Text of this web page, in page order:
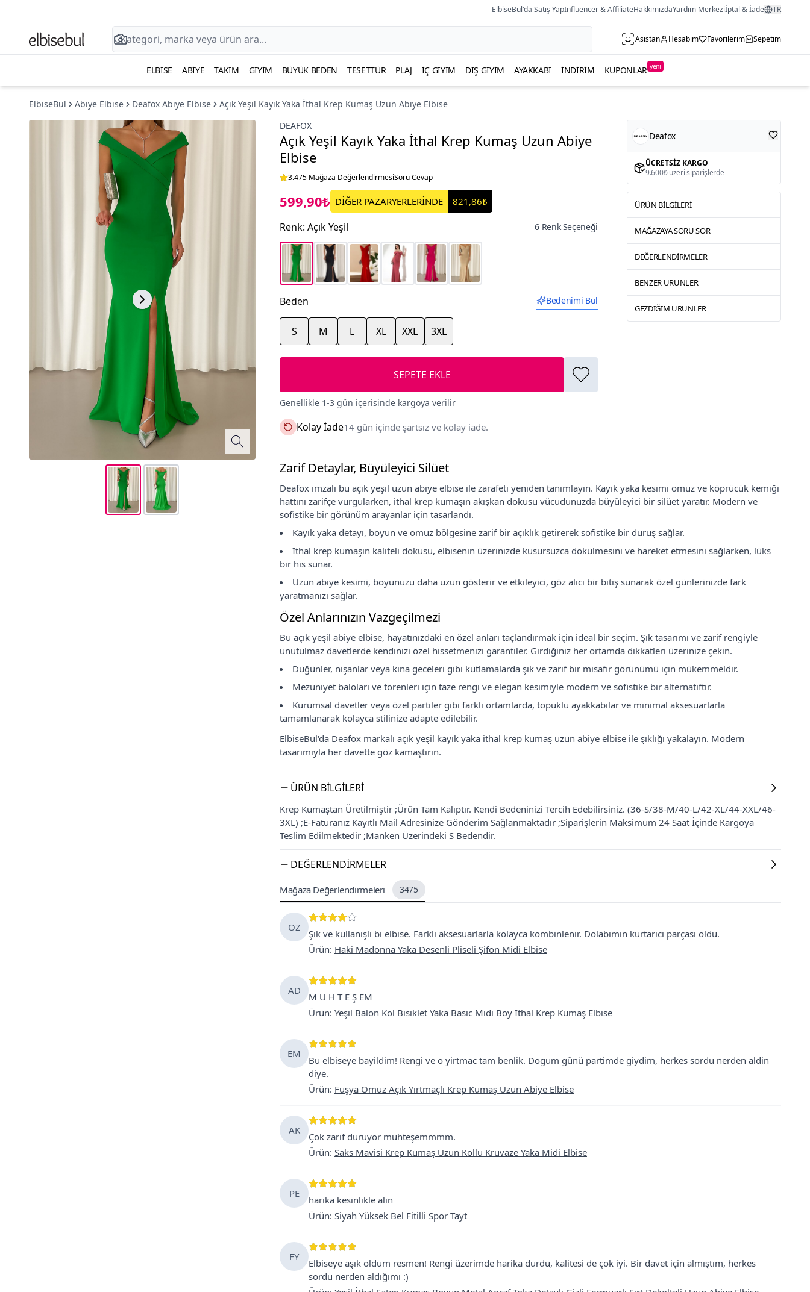
ElbiseBul'da Satış YapInfluencer & AffiliateHakkımızdaYardım Merkeziİptal & İade TR
Asistan Hesabım Favorilerim Sepetim
ELBISE ABIYE TAKIM GIYIM BÜYÜK BEDEN TESETTÜR PLAJ İÇ GIYIM DIŞ GIYIM AYAKKABI İNDIRIM KUPONLAR yeni
ElbiseBul Abiye Elbise Deafox Abiye Elbise
Açık Yeşil Kayık Yaka İthal Krep Kumaş Uzun Abiye Elbise
DEAFOX
Açık Yeşil Kayık Yaka İthal Krep Kumaş Uzun Abiye
Elbise
3.475 Mağaza DeğerlendirmesiSoru Cevap
599,90₺ DİĞER PAZARYERLERİNDE 821,86₺
Renk: Açık Yeşil 6 Renk Seçeneği
Beden Bedenimi Bul
S M L XL XXL 3XL
SEPETE EKLE
Genellikle 1-3 gün içerisinde kargoya verilir
Kolay İade14 gün içinde şartsız ve kolay iade.
Deafox
ÜCRETSIZ KARGO
9.600₺ üzeri siparişlerde
ÜRÜN BILGILERI
MAĞAZAYA SORU SOR
DEĞERLENDIRMELER
BENZER ÜRÜNLER
GEZDIĞIM ÜRÜNLER
Zarif Detaylar, Büyüleyici Silüet
Deafox imzalı bu açık yeşil uzun abiye elbise ile zarafeti yeniden tanımlayın. Kayık yaka kesimi omuz ve köprücük kemiği
hattını zarifçe vurgularken, ithal krep kumaşın akışkan dokusu vücudunuzda büyüleyici bir silüet yaratır. Modern ve
sofistike bir görünüm arayanlar için tasarlandı.
Kayık yaka detayı, boyun ve omuz bölgesine zarif bir açıklık getirerek sofistike bir duruş sağlar.
İthal krep kumaşın kaliteli dokusu, elbisenin üzerinizde kusursuzca dökülmesini ve hareket etmesini sağlarken, lüks
bir his sunar.
Uzun abiye kesimi, boyunuzu daha uzun gösterir ve etkileyici, göz alıcı bir bitiş sunarak özel günlerinizde fark
yaratmanızı sağlar.
Özel Anlarınızın Vazgeçilmezi
Bu açık yeşil abiye elbise, hayatınızdaki en özel anları taçlandırmak için ideal bir seçim. Şık tasarımı ve zarif rengiyle
unutulmaz davetlerde kendinizi özel hissetmenizi garantiler. Girdiğiniz her ortamda dikkatleri üzerinize çekin.
Düğünler, nişanlar veya kına geceleri gibi kutlamalarda şık ve zarif bir misafir görünümü için mükemmeldir.
Mezuniyet baloları ve törenleri için taze rengi ve elegan kesimiyle modern ve sofistike bir alternatiftir.
Kurumsal davetler veya özel partiler gibi farklı ortamlarda, topuklu ayakkabılar ve minimal aksesuarlarla
tamamlanarak kolayca stilinize adapte edilebilir.
ElbiseBul'da Deafox markalı açık yeşil kayık yaka ithal krep kumaş uzun abiye elbise ile şıklığı yakalayın. Modern
tasarımıyla her davette göz kamaştırın.
ÜRÜN BILGILERI
Krep Kumaştan Üretilmiştir ;Ürün Tam Kalıptır. Kendi Bedeninizi Tercih Edebilirsiniz. (36-S/38-M/40-L/42-XL/44-XXL/46-
3XL) ;E-Faturanız Kayıtlı Mail Adresinize Gönderim Sağlanmaktadır ;Siparişlerin Maksimum 24 Saat İçinde Kargoya
Teslim Edilmektedir ;Manken Üzerindeki S Bedendir.
DEĞERLENDIRMELER
Mağaza Değerlendirmeleri 3475
OZ
Şık ve kullanışlı bi elbise. Farklı aksesuarlarla kolayca kombinlenir. Dolabımın kurtarıcı parçası oldu.
Ürün: Haki Madonna Yaka Desenli Pliseli Şifon Midi Elbise
AD
M U H T E Ş EM
Ürün: Yeşil Balon Kol Bisiklet Yaka Basic Midi Boy İthal Krep Kumaş Elbise
EM
Bu elbiseye bayildim! Rengi ve o yirtmac tam benlik. Dogum günü partimde giydim, herkes sordu nerden aldin
diye.
Ürün: Fuşya Omuz Açık Yırtmaçlı Krep Kumaş Uzun Abiye Elbise
AK
Çok zarif duruyor muhteşemmmm.
Ürün: Saks Mavisi Krep Kumaş Uzun Kollu Kruvaze Yaka Midi Elbise
PE
harika kesinlikle alın
Ürün: Siyah Yüksek Bel Fitilli Spor Tayt
FY
Elbiseye aşık oldum resmen! Rengi üzerimde harika durdu, kalitesi de çok iyi. Bir davet için almıştım, herkes
sordu nerden aldığımı :)